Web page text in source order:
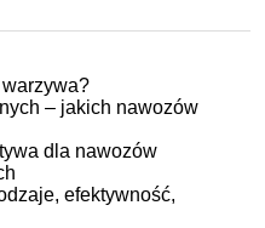
– jakich nawozów
dla nawozów
efektywność,